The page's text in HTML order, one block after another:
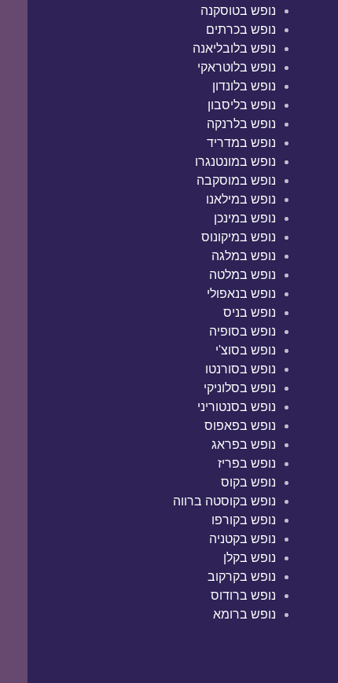
נופש בטוסקנה
נופש בכרתים
נופש בלובליאנה
נופש בלוטראקי
נופש בלונדון
נופש בליסבון
נופש בלרנקה
נופש במדריד
נופש במונטנגרו
נופש במוסקבה
נופש במילאנו
נופש במינכן
נופש במיקונוס
נופש במלגה
נופש במלטה
נופש בנאפולי
נופש בניס
נופש בסופיה
נופש בסוצ'י
נופש בסורנטו
נופש בסלוניקי
נופש בסנטוריני
נופש בפאפוס
נופש בפראג
נופש בפריז
נופש בקוס
נופש בקוסטה ברווה
נופש בקורפו
נופש בקטניה
נופש בקלן
נופש בקרקוב
נופש ברודוס
נופש ברומא